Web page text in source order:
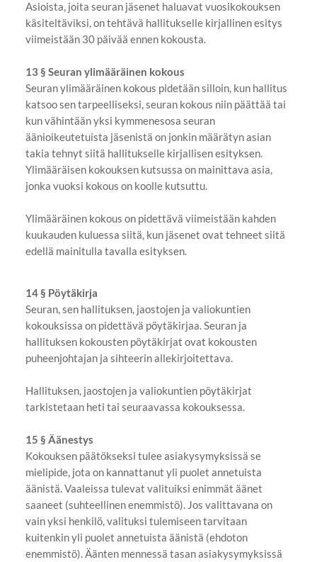
Asioista, joita seuran jäsenet haluavat vuosikokouksen
käsiteltäviksi, on tehtävä hallitukselle kirjallinen esitys
viimeistään 30 päivää ennen kokousta.
13 § Seuran ylimääräinen kokous
Seuran ylimääräinen kokous pidetään silloin, kun hallitus
katsoo sen tarpeelliseksi, seuran kokous niin päättää tai
kun vähintään yksi kymmenesosa seuran
äänioikeutetuista jäsenistä on jonkin määrätyn asian
takia tehnyt siitä hallitukselle kirjallisen esityksen.
Ylimääräisen kokouksen kutsussa on mainittava asia,
jonka vuoksi kokous on koolle kutsuttu.
Ylimääräinen kokous on pidettävä viimeistään kahden
kuukauden kuluessa siitä, kun jäsenet ovat tehneet siitä
edellä mainitulla tavalla esityksen.
14 § Pöytäkirja
Seuran, sen hallituksen, jaostojen ja valiokuntien
kokouksissa on pidettävä pöytäkirjaa. Seuran ja
hallituksen kokousten pöytäkirjat ovat kokousten
puheenjohtajan ja sihteerin allekirjoitettava.
Hallituksen, jaostojen ja valiokuntien pöytäkirjat
tarkistetaan heti tai seuraavassa kokouksessa.
15 § Äänestys
Kokouksen päätökseksi tulee asiakysymyksissä se
mielipide, jota on kannattanut yli puolet annetuista
äänistä. Vaaleissa tulevat valituiksi enimmät äänet
saaneet (suhteellinen enemmistö). Jos valittavana on
vain yksi henkilö, valituksi tulemiseen tarvitaan
kuitenkin yli puolet annetuista äänistä (ehdoton
enemmistö). Äänten mennessä tasan asiakysymyksissä